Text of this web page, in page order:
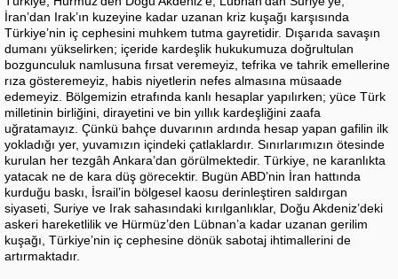
İran’dan Irak’ın kuzeyine kadar uzanan kriz kuşağı karşısında
Türkiye’nin iç cephesini muhkem tutma gayretidir. Dışarıda savaşın
dumanı yükselirken; içeride kardeşlik hukukumuza doğrultulan
bozgunculuk namlusuna fırsat veremeyiz, tefrika ve tahrik emellerine
rıza gösteremeyiz, habis niyetlerin nefes almasına müsaade
edemeyiz. Bölgemizin etrafında kanlı hesaplar yapılırken; yüce Türk
milletinin birliğini, dirayetini ve bin yıllık kardeşliğini zaafa
uğratamayız. Çünkü bahçe duvarının ardında hesap yapan gafilin ilk
yokladığı yer, yuvamızın içindeki çatlaklardır. Sınırlarımızın ötesinde
kurulan her tezgâh Ankara’dan görülmektedir. Türkiye, ne karanlıkta
yatacak ne de kara düş görecektir. Bugün ABD’nin İran hattında
kurduğu baskı, İsrail’in bölgesel kaosu derinleştiren saldırgan
siyaseti, Suriye ve Irak sahasındaki kırılganlıklar, Doğu Akdeniz’deki
askeri hareketlilik ve Hürmüz’den Lübnan’a kadar uzanan gerilim
kuşağı, Türkiye’nin iç cephesine dönük sabotaj ihtimallerini de
artırmaktadır.